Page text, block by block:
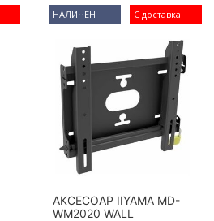
С доставка
НАЛИЧЕН
АКСЕСОАР IIYAMA MD-
WM2020 WALL